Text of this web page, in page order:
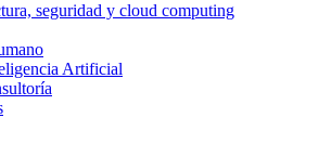
seguridad y cloud computing
Artificial